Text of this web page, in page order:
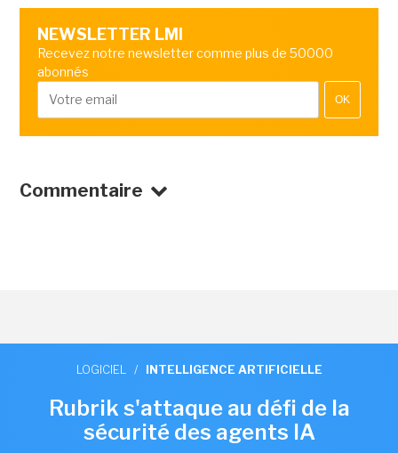
NEWSLETTER LMI
Recevez notre newsletter comme plus de 50000
abonnés
OK
Commentaire
LOGICIEL / INTELLIGENCE ARTIFICIELLE
Rubrik s'attaque au défi de la
sécurité des agents IA